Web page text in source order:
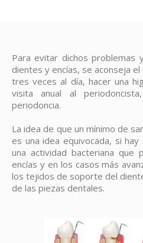
Para evitar dichos problemas
dientes y encías, se aconseja
tres veces al día, hacer una
visita anual al
periodoncia.
La idea de que un mínimo de
es una idea equivocada, si
una actividad bacteriana que
encías y en los casos más
los tejidos de soporte del
de las piezas dentales.